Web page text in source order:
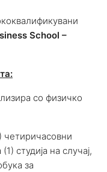
School –
со физичко
четиричасовни
студија на случај,
за